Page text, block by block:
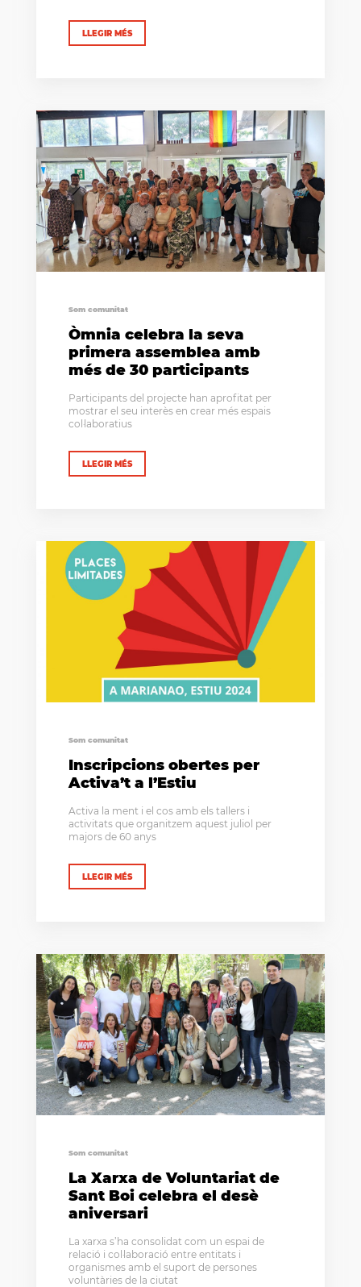
LLEGIR MÉS
Som comunitat
Òmnia celebra la seva
primera assemblea amb
més de 30 participants
Participants del projecte han aprofitat per
mostrar el seu interès en crear més espais
col·laboratius
LLEGIR MÉS
Som comunitat
Inscripcions obertes per
Activa’t a l’Estiu
Activa la ment i el cos amb els tallers i
activitats que organitzem aquest juliol per
majors de 60 anys
LLEGIR MÉS
Som comunitat
La Xarxa de Voluntariat de
Sant Boi celebra el desè
aniversari
La xarxa s’ha consolidat com un espai de
relació i col·laboració entre entitats i
organismes amb el suport de persones
voluntàries de la ciutat